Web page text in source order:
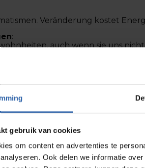
gebruik van cookies
om content en advertenties te
Ook delen we informatie
Veränderung kostet
:
auch wenn sie uns
oft den ersten Schritt.
beim Verständnis von Motiven
einen wichtigen Erklärungsansatz:
dem Verständnis der inneren
ihre eigenenWertemuster
sichtbar, sodass